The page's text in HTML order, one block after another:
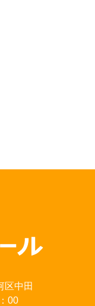
区中田
00